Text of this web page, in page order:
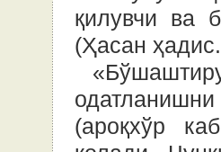
қилувчи ва
(Ҳасан
(ароқхўр